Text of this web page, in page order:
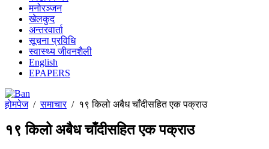
मनोरञ्जन
खेलकुद
अन्तरवार्ता
सूचना प्रविधि
स्वास्थ्य जीवनशैली
English
EPAPERS
होमपेज/समाचार/ १९ किलो अबैध चाँदीसहित एक पक्राउ
१९ किलो अबैध चाँदीसहित एक पक्राउ